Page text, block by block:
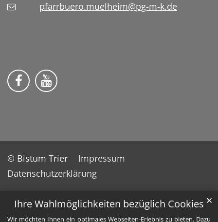
Ihre Wahlmöglichkeiten bezüglich Cookies
Wir möchten Ihnen ein optimales Webseiten-Erlebnis zu bieten. Dazu
✕
pfarrbuero.muelheim@pg-m-k.de
Wir auf Facebook
Wir auf YouTube
© Bistum Trier
Impressum
Datenschutzerklärung